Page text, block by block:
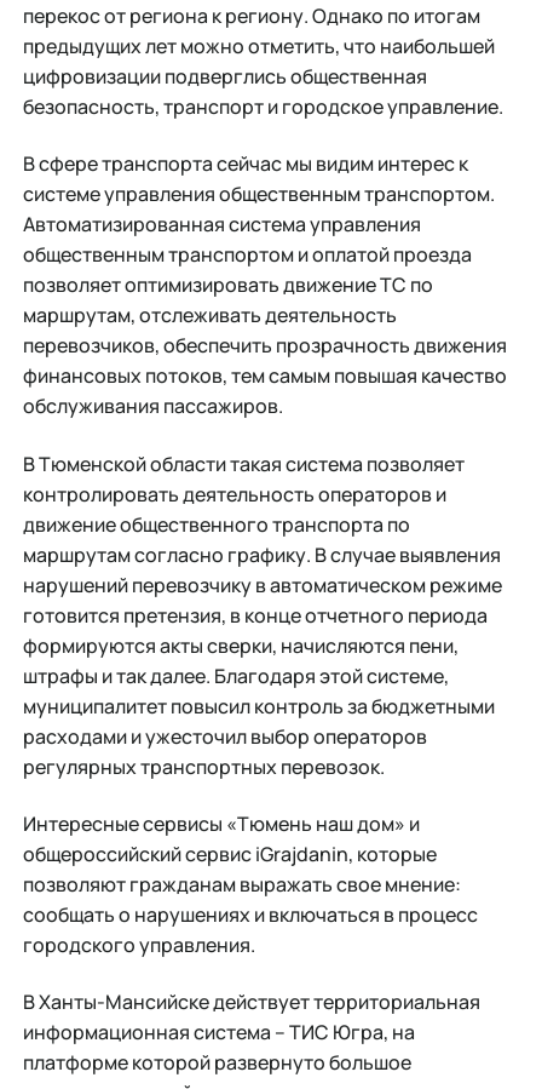
перекос от региона к региону. Однако по итогам
предыдущих лет можно отметить, что наибольшей
цифровизации подверглись общественная
безопасность, транспорт и городское управление.
В сфере транспорта сейчас мы видим интерес к
системе управления общественным транспортом.
Автоматизированная система управления
общественным транспортом и оплатой проезда
позволяет оптимизировать движение ТС по
маршрутам, отслеживать деятельность
перевозчиков, обеспечить прозрачность движения
финансовых потоков, тем самым повышая качество
обслуживания пассажиров.
В Тюменской области такая система позволяет
контролировать деятельность операторов и
движение общественного транспорта по
маршрутам согласно графику. В случае выявления
нарушений перевозчику в автоматическом режиме
готовится претензия, в конце отчетного периода
формируются акты сверки, начисляются пени,
штрафы и так далее. Благодаря этой системе,
муниципалитет повысил контроль за бюджетными
расходами и ужесточил выбор операторов
регулярных транспортных перевозок.
Интересные сервисы «Тюмень наш дом» и
общероссийский сервис iGrajdanin, которые
позволяют гражданам выражать свое мнение:
сообщать о нарушениях и включаться в процесс
городского управления.
В Ханты-Мансийске действует территориальная
информационная система – ТИС Югра, на
платформе которой развернуто большое